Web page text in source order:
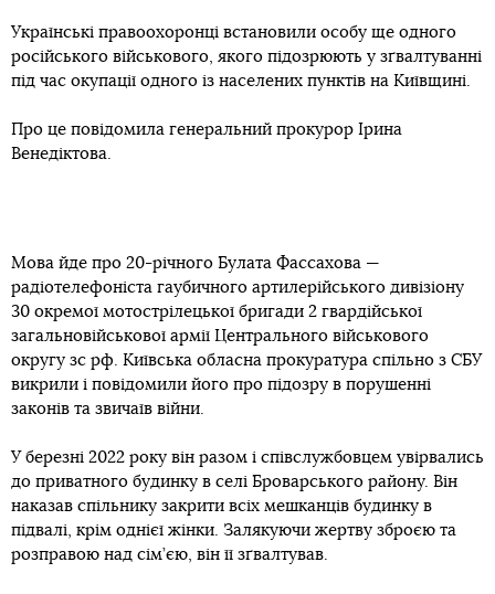
Українські правоохоронці встановили особу ще одного
російського військового, якого підозрюють у зґвалтуванні
під час окупації одного із населених пунктів на Київщині.
Про це повідомила генеральний прокурор Ірина
Венедіктова.
Мова йде про 20-річного Булата Фассахова —
радіотелефоніста гаубичного артилерійського дивізіону
30 окремої мотострілецької бригади 2 гвардійської
загальновійськової армії Центрального військового
округу зс рф. Київська обласна прокуратура спільно з СБУ
викрили і повідомили його про підозру в порушенні
законів та звичаїв війни.
У березні 2022 року він разом і співслужбовцем увірвались
до приватного будинку в селі Броварського району. Він
наказав спільнику закрити всіх мешканців будинку в
підвалі, крім однієї жінки. Залякуючи жертву зброєю та
розправою над сім’єю, він її зґвалтував.